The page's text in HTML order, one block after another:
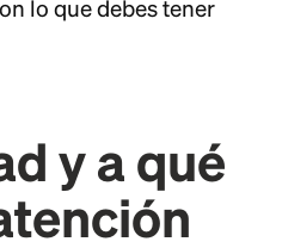
lo que debes tener
y a qué